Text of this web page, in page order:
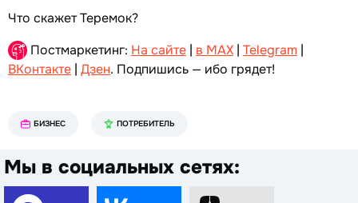
Что скажет Теремок?
Постмаркетинг: На сайте | в MAX | Telegram |
ВКонтакте | Дзен. Подпишись — ибо грядет!
БИЗНЕС ПОТРЕБИТЕЛЬ
Мы в социальных сетях: